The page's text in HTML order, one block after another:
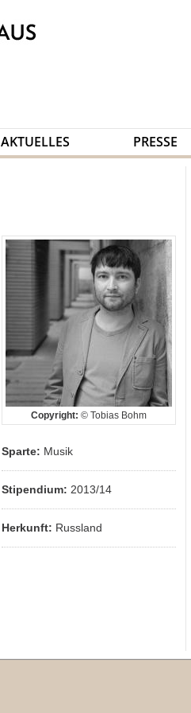
AKTUELLES PRESSE
Copyright: © Tobias Bohm
Sparte: Musik
Stipendium: 2013/14
Herkunft: Russland